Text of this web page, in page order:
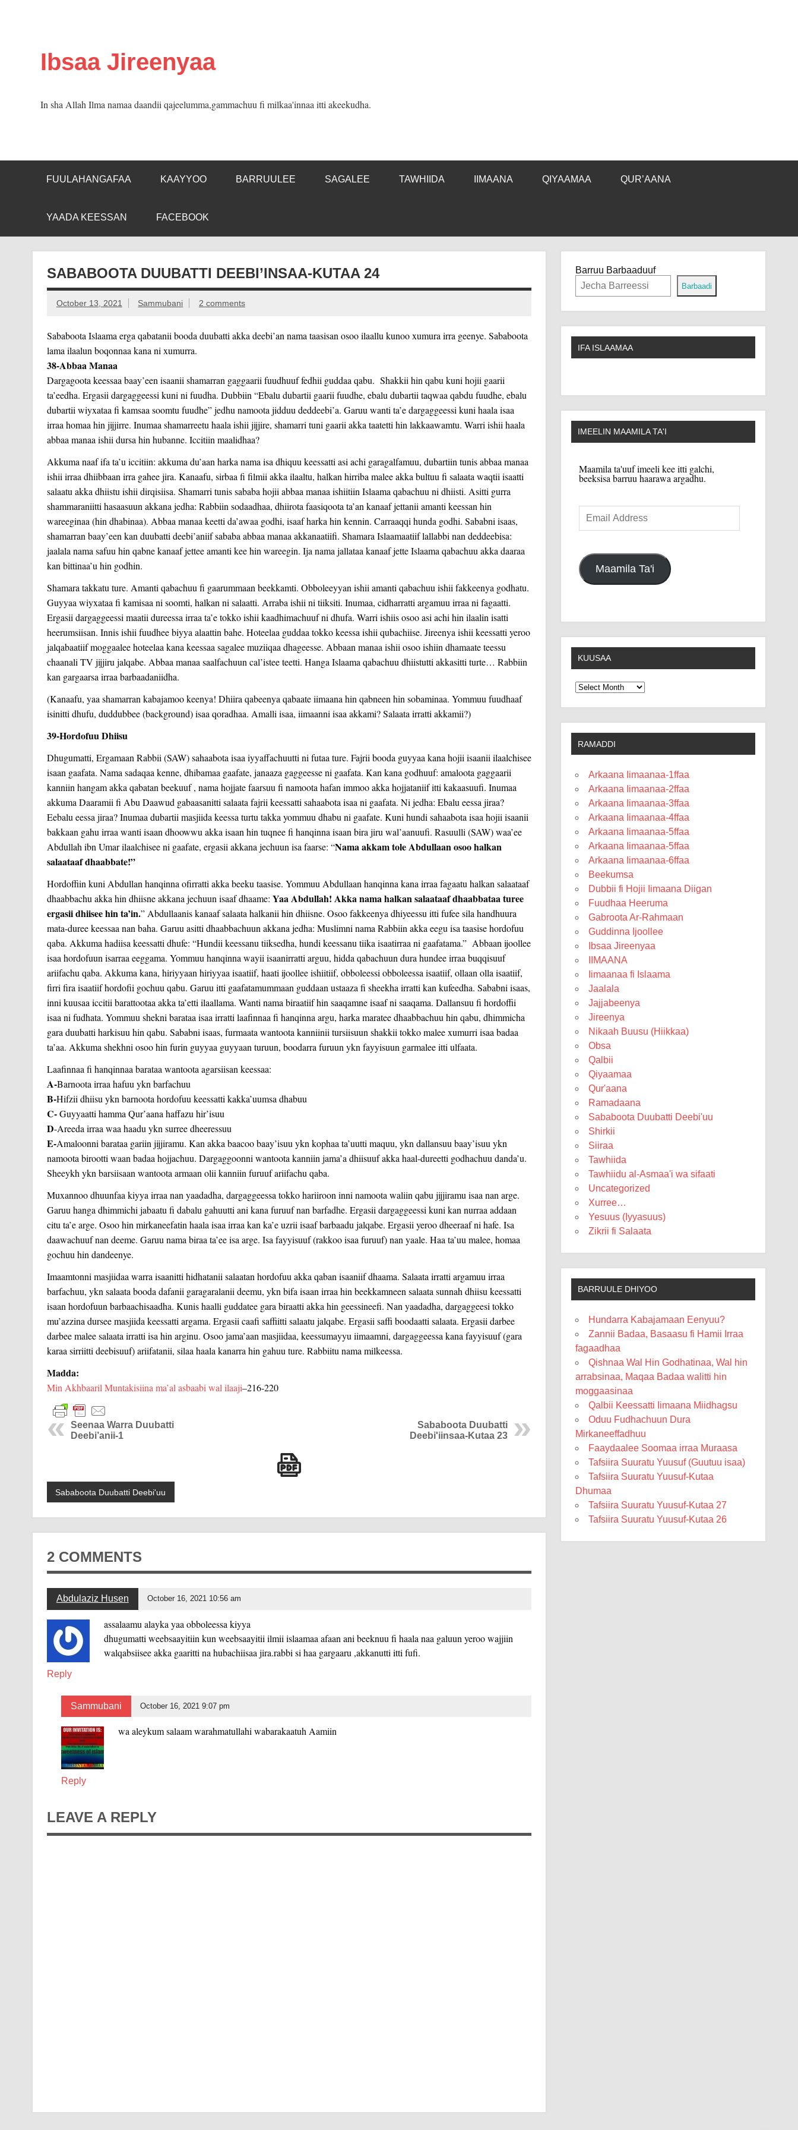
Ibsaa Jireenyaa
In sha Allah Ilma namaa daandii qajeelumma,gammachuu fi milkaa'innaa itti akeekudha.
FUULAHANGAFAA KAAYYOO BARRUULEE SAGALEE TAWHIIDA IIMAANA QIYAAMAA QUR’AANA
YAADA KEESSAN FACEBOOK
SABABOOTA DUUBATTI DEEBI’INSAA-KUTAA 24
October 13, 2021 Sammubani 2 comments
Sababoota Islaama erga qabatanii booda duubatti akka deebi’an nama taasisan osoo ilaallu kunoo xumura irra geenye. Sababoota
lama ilaalun boqonnaa kana ni xumurra.
38-Abbaa Manaa
Dargagoota keessaa baay’een isaanii shamarran gaggaarii fuudhuuf fedhii guddaa qabu. Shakkii hin qabu kuni hojii gaarii
ta’eedha. Ergasii dargaggeessi kuni ni fuudha. Dubbiin “Ebalu dubartii gaarii fuudhe, ebalu dubartii taqwaa qabdu fuudhe, ebalu
dubartii wiyxataa fi kamsaa soomtu fuudhe” jedhu namoota jidduu deddeebi’a. Garuu wanti ta’e dargaggeessi kuni haala isaa
irraa homaa hin jijjirre. Inumaa shamarreetu haala ishii jijjire, shamarri tuni gaarii akka taatetti hin lakkaawamtu. Warri ishii haala
abbaa manaa ishii dursa hin hubanne. Iccitiin maalidhaa?
Akkuma naaf ifa ta’u iccitiin: akkuma du’aan harka nama isa dhiquu keessatti asi achi garagalfamuu, dubartiin tunis abbaa manaa
ishii irraa dhiibbaan irra gahee jira. Kanaafu, sirbaa fi filmii akka ilaaltu, halkan hirriba malee akka bultuu fi salaata waqtii isaatti
salaatu akka dhiistu ishii dirqisiisa. Shamarri tunis sababa hojii abbaa manaa ishiitiin Islaama qabachuu ni dhiisti. Asitti gurra
shammaraniitti hasaasuun akkana jedha: Rabbiin sodaadhaa, dhiirota faasiqoota ta’an kanaaf jettanii amanti keessan hin
wareeginaa (hin dhabinaa). Abbaa manaa keetti da’awaa godhi, isaaf harka hin kennin. Carraaqqi hunda godhi. Sababni isaas,
shamarran baay’een kan duubatti deebi’aniif sababa abbaa manaa akkanaatiifi. Shamara Islaamaatiif lallabbi nan deddeebisa:
jaalala nama safuu hin qabne kanaaf jettee amanti kee hin wareegin. Ija nama jallataa kanaaf jette Islaama qabachuu akka daaraa
kan bittinaa’u hin godhin.
Shamara takkatu ture. Amanti qabachuu fi gaarummaan beekkamti. Obboleeyyan ishii amanti qabachuu ishii fakkeenya godhatu.
Guyyaa wiyxataa fi kamisaa ni soomti, halkan ni salaatti. Arraba ishii ni tiiksiti. Inumaa, cidharratti argamuu irraa ni fagaatti.
Ergasii dargaggeessi maatii dureessa irraa ta’e tokko ishii kaadhimachuuf ni dhufa. Warri ishiis osoo asi achi hin ilaalin isatti
heerumsiisan. Innis ishii fuudhee biyya alaattin bahe. Hoteelaa guddaa tokko keessa ishii qubachiise. Jireenya ishii keessatti yeroo
jalqabaatiif moggaalee hoteelaa kana keessaa sagalee muziiqaa dhageesse. Abbaan manaa ishii osoo ishiin dhamaate teessu
chaanali TV jijjiru jalqabe. Abbaa manaa saalfachuun cal’istee teetti. Hanga Islaama qabachuu dhiistutti akkasitti turte… Rabbiin
kan gargaarsa irraa barbaadaniidha.
(Kanaafu, yaa shamarran kabajamoo keenya! Dhiira qabeenya qabaate iimaana hin qabneen hin sobaminaa. Yommuu fuudhaaf
isinitti dhufu, duddubbee (background) isaa qoradhaa. Amalli isaa, iimaanni isaa akkami? Salaata irratti akkamii?)
39-Hordofuu Dhiisu
Dhugumatti, Ergamaan Rabbii (SAW) sahaabota isaa iyyaffachuutti ni futaa ture. Fajrii booda guyyaa kana hojii isaanii ilaalchisee
isaan gaafata. Nama sadaqaa kenne, dhibamaa gaafate, janaaza gaggeesse ni gaafata. Kan kana godhuuf: amaloota gaggaarii
kanniin hangam akka qabatan beekuuf , nama hojjate faarsuu fi namoota hafan immoo akka hojjataniif itti kakaasuufi. Inumaa
akkuma Daaramii fi Abu Daawud gabaasanitti salaata fajrii keessatti sahaabota isaa ni gaafata. Ni jedha: Ebalu eessa jiraa?
Eebalu eessa jiraa? Inumaa dubartii masjiida keessa turtu takka yommuu dhabu ni gaafate. Kuni hundi sahaabota isaa hojii isaanii
bakkaan gahu irraa wanti isaan dhoowwu akka isaan hin tuqnee fi hanqinna isaan bira jiru wal’aanuufi. Rasuulli (SAW) waa’ee
Abdullah ibn Umar ilaalchisee ni gaafate, ergasii akkana jechuun isa faarse: “Nama akkam tole Abdullaan osoo halkan
salaataaf dhaabbate!”
Hordoffiin kuni Abdullan hanqinna ofirratti akka beeku taasise. Yommuu Abdullaan hanqinna kana irraa fagaatu halkan salaataaf
dhaabbachu akka hin dhiisne akkana jechuun isaaf dhaame: Yaa Abdullah! Akka nama halkan salaataaf dhaabbataa turee
ergasii dhiisee hin ta’in.” Abdullaanis kanaaf salaata halkanii hin dhiisne. Osoo fakkeenya dhiyeessu itti fufee sila handhuura
mata-duree keessaa nan baha. Garuu asitti dhaabbachuun akkana jedha: Muslimni nama Rabbiin akka eegu isa taasise hordofuu
qaba. Akkuma hadiisa keessatti dhufe: “Hundii keessanu tiiksedha, hundi keessanu tiika isaatirraa ni gaafatama.” Abbaan ijoollee
isaa hordofuun isarraa eeggama. Yommuu hanqinna wayii isaanirratti arguu, hidda qabachuun dura hundee irraa buqqisuuf
ariifachu qaba. Akkuma kana, hiriyyaan hiriyyaa isaatiif, haati ijoollee ishiitiif, obboleessi obboleessa isaatiif, ollaan olla isaatiif,
firri fira isaatiif hordofii gochuu qabu. Garuu itti gaafatamummaan guddaan ustaaza fi sheekha irratti kan kufeedha. Sababni isaas,
inni kuusaa iccitii barattootaa akka ta’etti ilaallama. Wanti nama biraatiif hin saaqamne isaaf ni saaqama. Dallansuu fi hordoffii
isaa ni fudhata. Yommuu shekni barataa isaa irratti laafinnaa fi hanqinna argu, harka maratee dhaabbachuu hin qabu, dhimmicha
gara duubatti harkisuu hin qabu. Sababni isaas, furmaata wantoota kanniinii tursiisuun shakkii tokko malee xumurri isaa badaa
ta’aa. Akkuma shekhni osoo hin furin guyyaa guyyaan turuun, boodarra furuun ykn fayyisuun garmalee itti ulfaata.
Laafinnaa fi hanqinnaa barataa wantoota agarsiisan keessaa:
A-Barnoota irraa hafuu ykn barfachuu
B-Hifzii dhiisu ykn barnoota hordofuu keessatti kakka’uumsa dhabuu
C-Guyyaatti hamma Qur’aana haffazu hir’isuu
D-Areeda irraa waa haadu ykn surree dheeressuu
E-Amaloonni barataa gariin jijjiramu. Kan akka baacoo baay’isuu ykn kophaa ta’uutti maquu, ykn dallansuu baay’isuu ykn
namoota birootti waan badaa hojjachuu. Dargaggoonni wantoota kanniin jama’a dhiisuuf akka haal-dureetti godhachuu danda’u.
Sheeykh ykn barsiisaan wantoota armaan olii kanniin furuuf ariifachu qaba.
Muxannoo dhuunfaa kiyya irraa nan yaadadha, dargaggeessa tokko hariiroon inni namoota waliin qabu jijjiramu isaa nan arge.
Garuu hanga dhimmichi jabaatu fi dabalu gahuutti ani kana furuuf nan barfadhe. Ergasii dargaggeessi kuni kan nurraa addaan
citu ta’e arge. Osoo hin mirkaneefatin haala isaa irraa kan ka’e uzrii isaaf barbaadu jalqabe. Ergasii yeroo dheeraaf ni hafe. Isa
daawachuuf nan deeme. Garuu nama biraa ta’ee isa arge. Isa fayyisuuf (rakkoo isaa furuuf) nan yaale. Haa ta’uu malee, homaa
gochuu hin dandeenye.
Imaamtonni masjiidaa warra isaanitti hidhatanii salaatan hordofuu akka qaban isaaniif dhaama. Salaata irratti argamuu irraa
barfachuu, ykn salaata booda dafanii garagaralanii deemu, ykn bifa isaan irraa hin beekkamneen salaata sunnah dhiisu keessatti
isaan hordofuun barbaachisaadha. Kunis haalli guddatee gara biraatti akka hin geessineefi. Nan yaadadha, dargaggeesi tokko
mu’azzina dursee masjiida keessatti argama. Ergasii caafi saffiitti salaatu jalqabe. Ergasii saffi boodaatti salaata. Ergasii darbee
darbee malee salaata irratti isa hin arginu. Osoo jama’aan masjiidaa, keessumayyu iimaamni, dargaggeessa kana fayyisuuf (gara
karaa sirriitti deebisuuf) ariifatanii, silaa haala kanarra hin gahuu ture. Rabbiitu nama milkeessa.
Madda:
Min Akhbaaril Muntakisiina ma’al asbaabi wal ilaaji–216-220
Seenaa Warra Duubatti
Deebi’anii-1
Sababoota Duubatti
Deebi'iinsaa-Kutaa 23
Sababoota Duubatti Deebi'uu
2 COMMENTS
Abdulaziz Husen October 16, 2021 10:56 am
assalaamu alayka yaa obboleessa kiyya
dhugumatti weebsaayitiin kun weebsaayitii ilmii islaamaa afaan ani beeknuu fi haala naa galuun yeroo wajjiin
walqabsiisee akka gaaritti na hubachiisaa jira.rabbi si haa gargaaru ,akkanutti itti fufi.
Reply
Sammubani October 16, 2021 9:07 pm
wa aleykum salaam warahmatullahi wabarakaatuh Aamiin
Reply
LEAVE A REPLY
Barruu Barbaaduuf
Barbaadi
IFA ISLAAMAA
IMEELIN MAAMILA TA'I
Maamila ta'uuf imeeli kee itti galchi,
beeksisa barruu haarawa argadhu.
Email
Address
Maamila Ta'i
KUUSAA
Kuusaa
RAMADDI
Arkaana Iimaanaa-1ffaa
Arkaana Iimaanaa-2ffaa
Arkaana Iimaanaa-3ffaa
Arkaana Iimaanaa-4ffaa
Arkaana Iimaanaa-5ffaa
Arkaana Iimaanaa-5ffaa
Arkaana Iimaanaa-6ffaa
Beekumsa
Dubbii fi Hojii Iimaana Diigan
Fuudhaa Heeruma
Gabroota Ar-Rahmaan
Guddinna Ijoollee
Ibsaa Jireenyaa
IIMAANA
Iimaanaa fi Islaama
Jaalala
Jajjabeenya
Jireenya
Nikaah Buusu (Hiikkaa)
Obsa
Qalbii
Qiyaamaa
Qur'aana
Ramadaana
Sababoota Duubatti Deebi'uu
Shirkii
Siiraa
Tawhiida
Tawhiidu al-Asmaa'i wa sifaati
Uncategorized
Xurree…
Yesuus (Iyyasuus)
Zikrii fi Salaata
BARRUULE DHIYOO
Hundarra Kabajamaan Eenyuu?
Zannii Badaa, Basaasu fi Hamii Irraa
fagaadhaa
Qishnaa Wal Hin Godhatinaa, Wal hin
arrabsinaa, Maqaa Badaa walitti hin
moggaasinaa
Qalbii Keessatti Iimaana Miidhagsu
Oduu Fudhachuun Dura
Mirkaneeffadhuu
Faaydaalee Soomaa irraa Muraasa
Tafsiira Suuratu Yuusuf (Guutuu isaa)
Tafsiira Suuratu Yuusuf-Kutaa
Dhumaa
Tafsiira Suuratu Yuusuf-Kutaa 27
Tafsiira Suuratu Yuusuf-Kutaa 26